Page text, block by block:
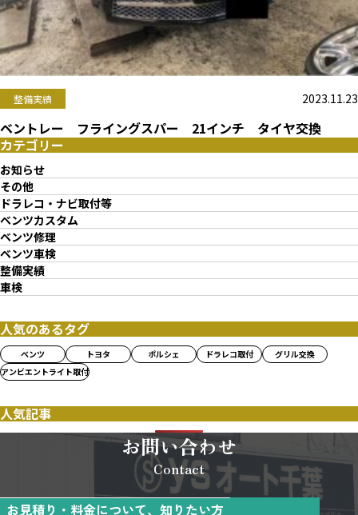
整備実績 2023.11.23
ベントレー フライングスパー 21インチ タイヤ交換
カテゴリー
お知らせ
その他
ドラレコ・ナビ取付等
ベンツカスタム
ベンツ修理
ベンツ車検
整備実績
車検
人気のあるタグ
ベンツ トヨタ ポルシェ ドラレコ取付
グリル交換
アンビエントライト取付
人気記事
お問い合わせ
Contact
お見積り・料金について、知りたい方